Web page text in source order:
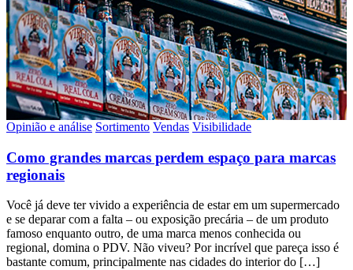
Opinião e análise Sortimento Vendas Visibilidade
Como grandes marcas perdem espaço para marcas
regionais
Você já deve ter vivido a experiência de estar em um supermercado
e se deparar com a falta – ou exposição precária – de um produto
famoso enquanto outro, de uma marca menos conhecida ou
regional, domina o PDV. Não viveu? Por incrível que pareça isso é
bastante comum, principalmente nas cidades do interior do […]